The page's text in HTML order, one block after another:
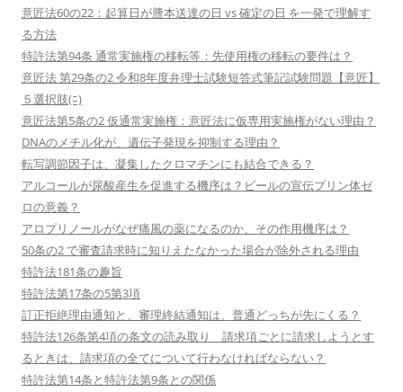
意匠法60の22：起算日が謄本送達の日 vs 確定の日 を一発で理解す
る方法
特許法第94条 通常実施権の移転等：先使用権の移転の要件は？
意匠法 第29条の2 令和8年度弁理士試験短答式筆記試験問題【意匠】
５選択肢(ﾆ)
意匠法第5条の2 仮通常実施権：意匠法に仮専用実施権がない理由？
DNAのメチル化が、遺伝子発現を抑制する理由？
転写調節因子は、凝集したクロマチンにも結合できる？
アルコールが尿酸産生を促進する機序は？ビールの宣伝プリン体ゼ
ロの意義？
アロプリノールがなぜ痛風の薬になるのか、その作用機序は？
50条の2 で審査請求時に知りえたなかった場合が除外される理由
特許法181条の趣旨
特許法第17条の5第3項
訂正拒絶理由通知と、審理終結通知は、普通どっちが先にくる？
特許法126条第4項の条文の読み取り 請求項ごとに請求しようとす
るときは、請求項の全てについて行わなければならない？
特許法第14条と特許法第9条との関係